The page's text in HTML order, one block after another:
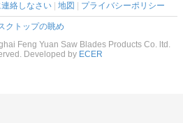
絡しなさい 地図 プライバシーポリシー
クトップの眺め
Feng Yuan Saw Blades Products Co. ltd.
Developed by ECER